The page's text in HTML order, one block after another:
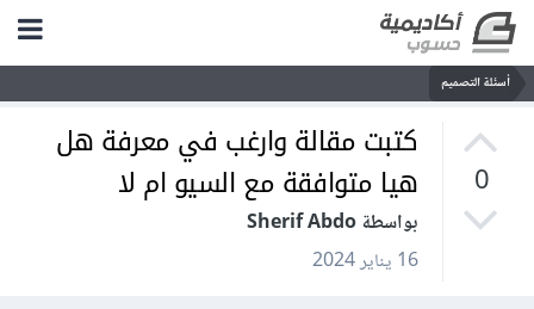
أسئلة التصميم
0
كتبت مقالة وارغب في معرفة هل
هيا متوافقة مع السيو ام لا
بواسطة Sherif Abdo
16 يناير 2024